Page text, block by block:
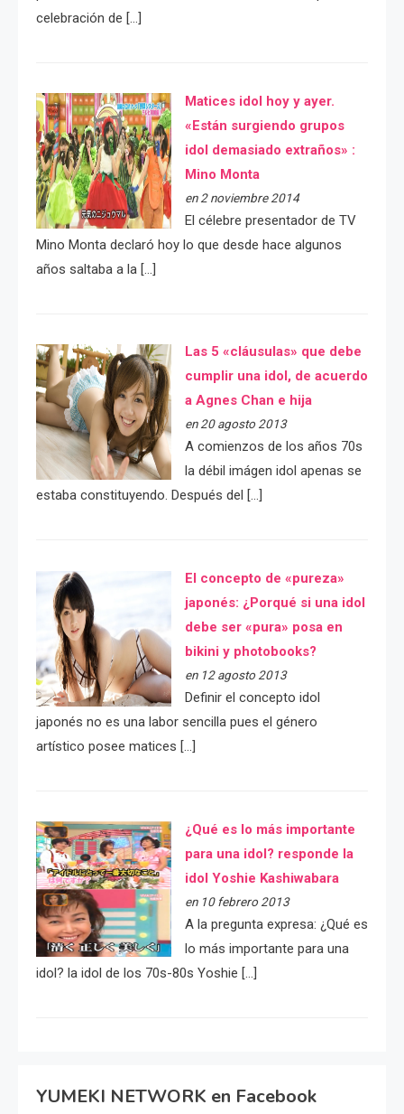
celebración de […]
Matices idol hoy y ayer.
«Están surgiendo grupos
idol demasiado extraños» :
Mino Monta
en 2 noviembre 2014
El célebre presentador de TV
Mino Monta declaró hoy lo que desde hace algunos
años saltaba a la […]
Las 5 «cláusulas» que debe
cumplir una idol, de acuerdo
a Agnes Chan e hija
en 20 agosto 2013
A comienzos de los años 70s
la débil imágen idol apenas se
estaba constituyendo. Después del […]
El concepto de «pureza»
japonés: ¿Porqué si una idol
debe ser «pura» posa en
bikini y photobooks?
en 12 agosto 2013
Definir el concepto idol
japonés no es una labor sencilla pues el género
artístico posee matices […]
¿Qué es lo más importante
para una idol? responde la
idol Yoshie Kashiwabara
en 10 febrero 2013
A la pregunta expresa: ¿Qué es
lo más importante para una
idol? la idol de los 70s-80s Yoshie […]
YUMEKI NETWORK en Facebook